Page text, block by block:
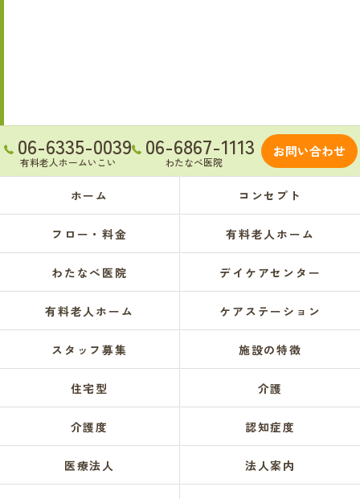
06-6335-0039
有料老人ホームいこい
06-6867-1113
わたなべ医院
お問い合わせ
ホーム コンセプト
フロー・料金 有料老人ホーム
わたなべ医院 デイケアセンター
有料老人ホーム ケアステーション
スタッフ募集 施設の特徴
住宅型 介護
介護度 認知症度
医療法人 法人案内